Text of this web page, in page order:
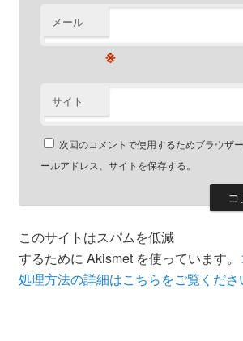
メール
※
サイト
次回のコメントで使用するためブラウザ
ールアドレス、サイトを保存する。
このサイトはスパムを低減
するために Akismet を使っています。
処理方法の詳細はこちらをご覧くださ